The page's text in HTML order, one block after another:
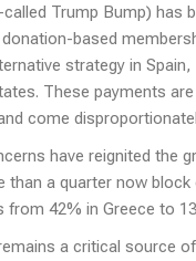
Trump Bump) has
based
strategy in
These payments
come
have reignited the
than a quarter now block
from 42% in Greece to
a critical source